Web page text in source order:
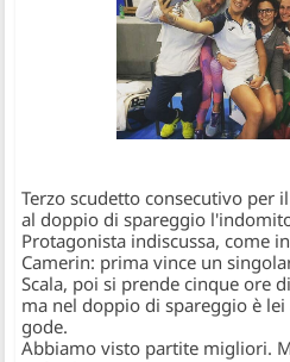
Terzo scudetto consecutivo per
al doppio di spareggio
Protagonista indiscussa, come
Camerin: prima vince un
Scala, poi si prende cinque ore
ma nel doppio di spareggio è
gode.
Abbiamo visto partite migliori.